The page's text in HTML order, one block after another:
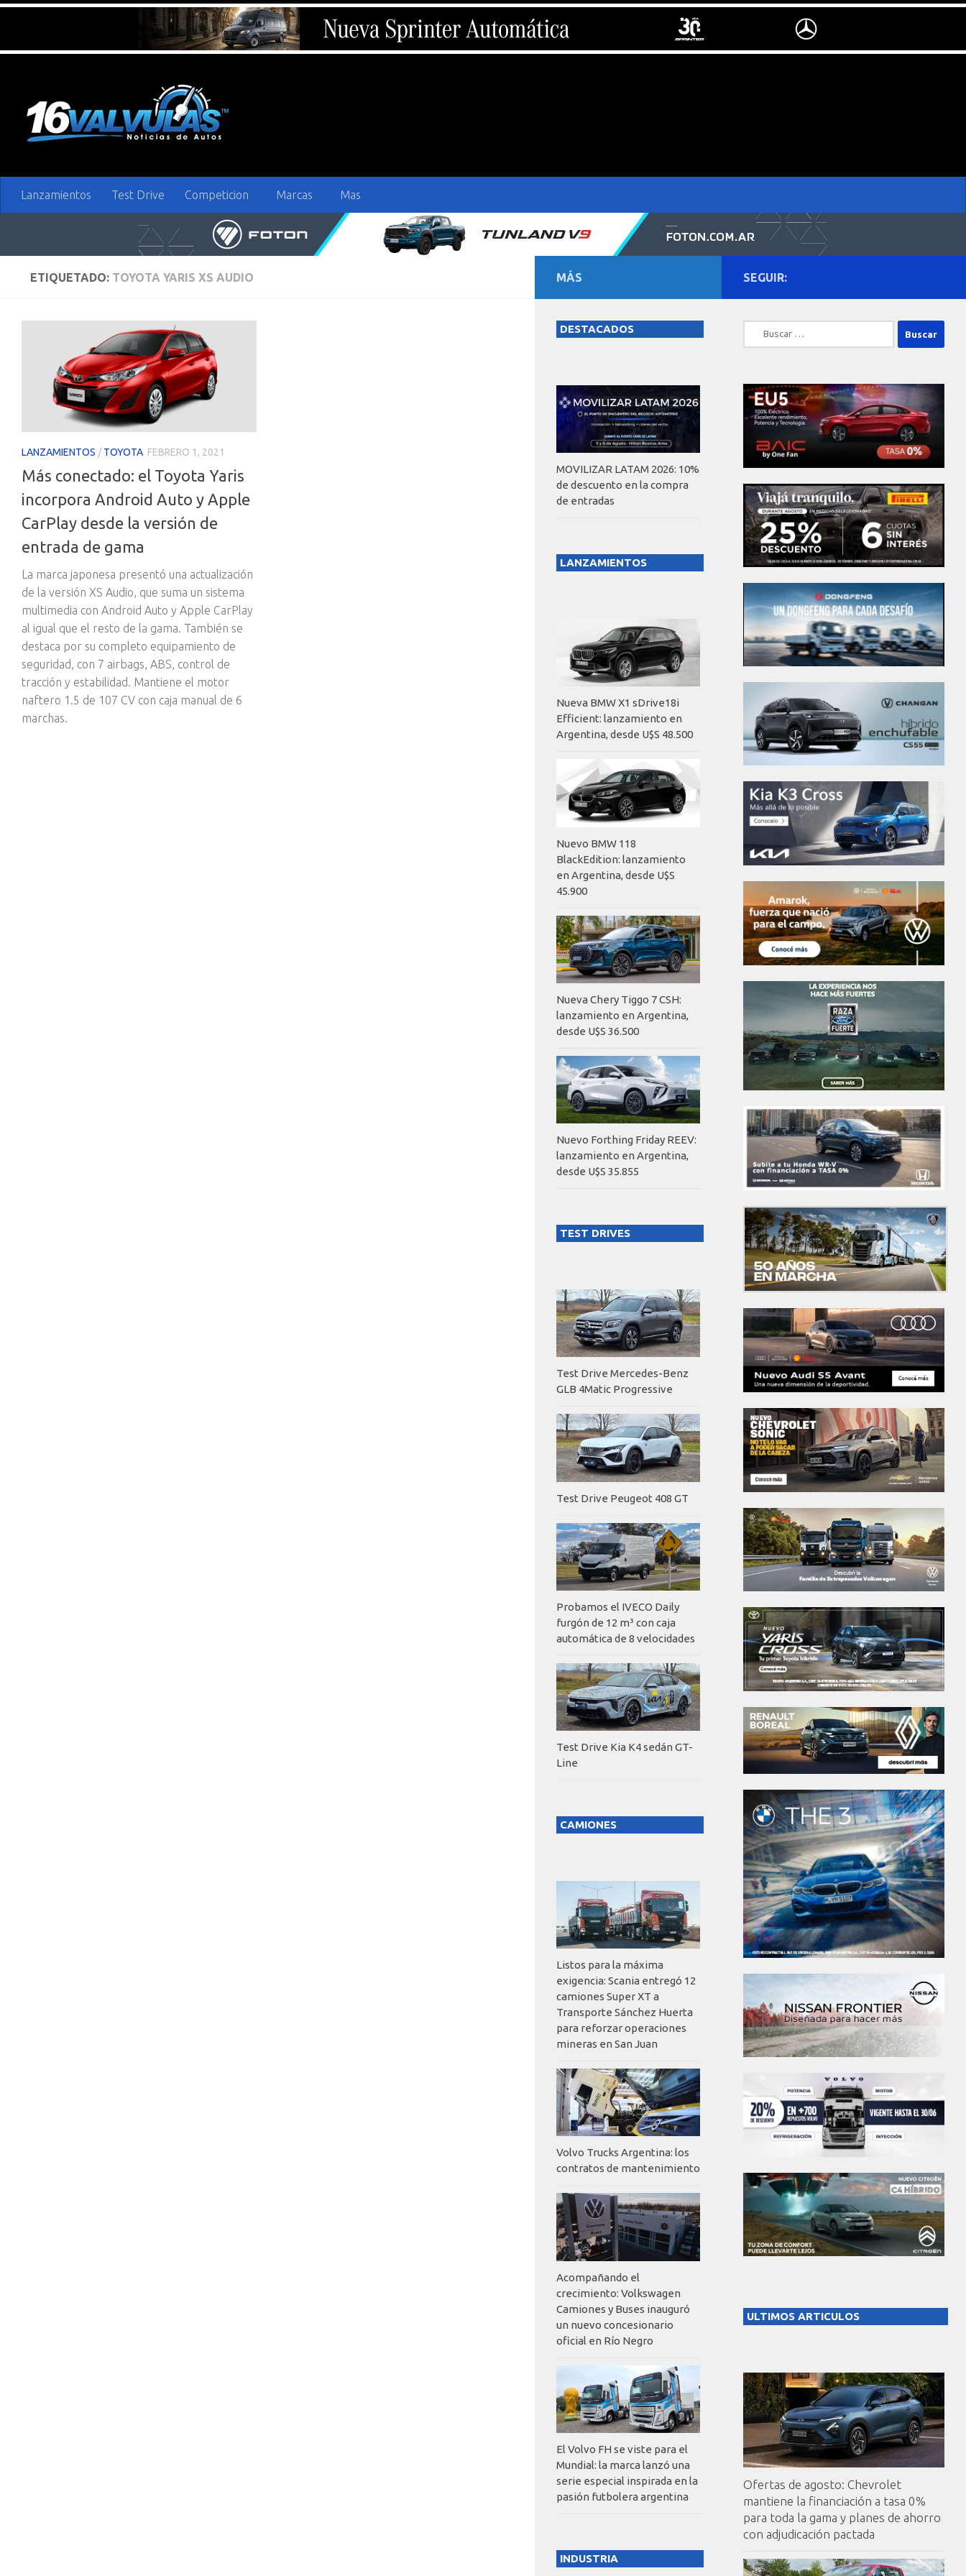
Lanzamientos Test Drive Competicion Marcas Mas
ETIQUETADO: TOYOTA YARIS XS AUDIO
LANZAMIENTOS /TOYOTA FEBRERO 1, 2021
Más conectado: el Toyota Yaris
incorpora Android Auto y Apple
CarPlay desde la versión de
entrada de gama
La marca japonesa presentó una actualización
de la versión XS Audio, que suma un sistema
multimedia con Android Auto y Apple CarPlay
al igual que el resto de la gama. También se
destaca por su completo equipamiento de
seguridad, con 7 airbags, ABS, control de
tracción y estabilidad. Mantiene el motor
naftero 1.5 de 107 CV con caja manual de 6
marchas.
SEGUIR:
Buscar:
ULTIMOS ARTICULOS
Ofertas de agosto: Chevrolet
mantiene la financiación a tasa 0%
para toda la gama y planes de ahorro
con adjudicación pactada
MÁS
DESTACADOS
MOVILIZAR LATAM 2026: 10%
de descuento en la compra
de entradas
LANZAMIENTOS
Nueva BMW X1 sDrive18i
Efficient: lanzamiento en
Argentina, desde U$S 48.500
Nuevo BMW 118
BlackEdition: lanzamiento
en Argentina, desde U$S
45.900
Nueva Chery Tiggo 7 CSH:
lanzamiento en Argentina,
desde U$S 36.500
Nuevo Forthing Friday REEV:
lanzamiento en Argentina,
desde U$S 35.855
TEST DRIVES
Test Drive Mercedes-Benz
GLB 4Matic Progressive
Test Drive Peugeot 408 GT
Probamos el IVECO Daily
furgón de 12 m³ con caja
automática de 8 velocidades
Test Drive Kia K4 sedán GT-
Line
CAMIONES
Listos para la máxima
exigencia: Scania entregó 12
camiones Super XT a
Transporte Sánchez Huerta
para reforzar operaciones
mineras en San Juan
Volvo Trucks Argentina: los
contratos de mantenimiento
Acompañando el
crecimiento: Volkswagen
Camiones y Buses inauguró
un nuevo concesionario
oficial en Río Negro
El Volvo FH se viste para el
Mundial: la marca lanzó una
serie especial inspirada en la
pasión futbolera argentina
INDUSTRIA